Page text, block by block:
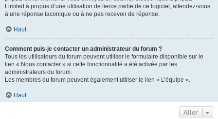
Limited à propos d’une utilisation de tierce partie de ce logiciel, attendez-vous
à une réponse laconique ou à ne pas recevoir de réponse.
Haut
Comment puis-je contacter un administrateur du forum ?
Tous les utilisateurs du forum peuvent utiliser le formulaire disponible sur le
lien « Nous contacter » si cette fonctionnalité a été activée par les
administrateurs du forum.
Les membres du forum peuvent également utiliser le lien « L’équipe ».
Haut
Aller